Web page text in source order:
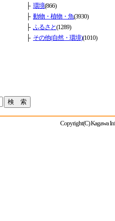
├ 環境(866)
├ 動物・植物・魚(3930)
├ ふるさと(1289)
├ その他(自然・環境)(1010)
Copyright(C) Kagawa